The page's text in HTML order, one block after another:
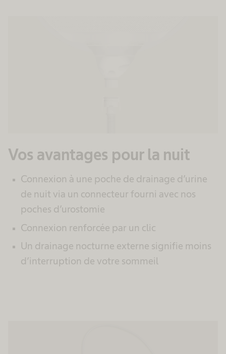
Vos avantages pour la nuit
Connexion à une poche de drainage d’urine
de nuit via un connecteur fourni avec nos
poches d’urostomie
Connexion renforcée par un clic
Un drainage nocturne externe signifie moins
d’interruption de votre sommeil